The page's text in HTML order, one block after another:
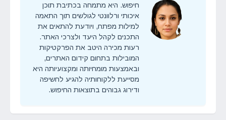
חיפוש. היא מתמחה בכתיבת תוכן
איכותי ורלוונטי לגולשים תוך התאמה
למילות מפתח, ויודעת להתאים את
התכנים לקהל היעד ולצרכי האתר.
רעות מכירה היטב את הפרקטיקות
המובילות בתחום קידום האתרים,
ובאמצעות מומחיותה ומקצועיותה היא
מסייעת ללקוחותיה להגיע לחשיפה
ודירוג גבוהים בתוצאות החיפוש.